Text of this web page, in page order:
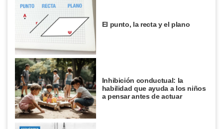
El punto, la recta y el plano
Inhibición conductual: la
habilidad que ayuda a los niños
a pensar antes de actuar